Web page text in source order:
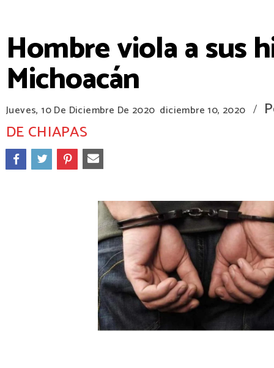
Hombre viola a sus
Michoacán
Jueves, 10 De Diciembre De 2020 diciembre 10, 2020 /
DE CHIAPAS